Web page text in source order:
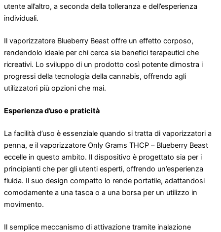
utente all’altro, a seconda della tolleranza e dell’esperienza
individuali.
Il vaporizzatore Blueberry Beast offre un effetto corposo,
rendendolo ideale per chi cerca sia benefici terapeutici che
ricreativi. Lo sviluppo di un prodotto così potente dimostra i
progressi della tecnologia della cannabis, offrendo agli
utilizzatori più opzioni che mai.
Esperienza d’uso e praticità
La facilità d’uso è essenziale quando si tratta di vaporizzatori a
penna, e il vaporizzatore Only Grams THCP – Blueberry Beast
eccelle in questo ambito. Il dispositivo è progettato sia per i
principianti che per gli utenti esperti, offrendo un’esperienza
fluida. Il suo design compatto lo rende portatile, adattandosi
comodamente a una tasca o a una borsa per un utilizzo in
movimento.
Il semplice meccanismo di attivazione tramite inalazione